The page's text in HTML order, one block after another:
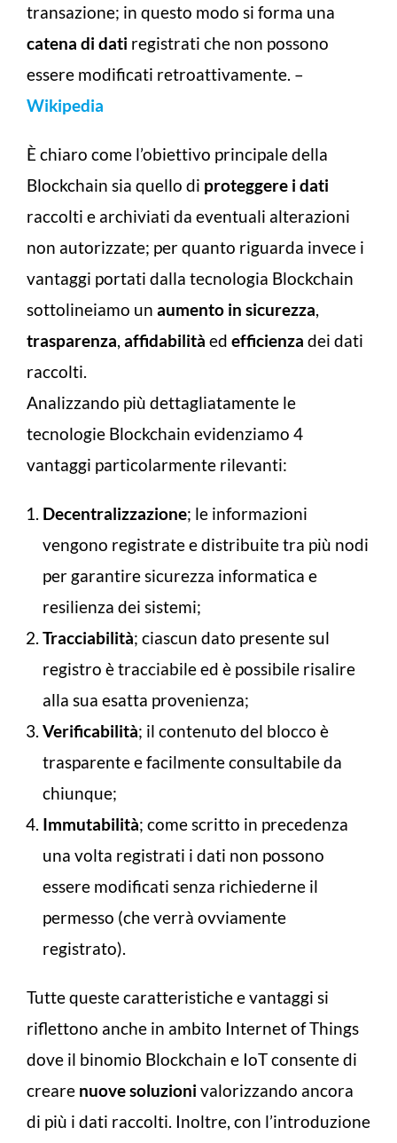
transazione; in questo modo si forma una
catena di dati registrati che non possono
essere modificati retroattivamente. –
Wikipedia
È chiaro come l’obiettivo principale della
Blockchain sia quello di proteggere i dati
raccolti e archiviati da eventuali alterazioni
non autorizzate; per quanto riguarda invece i
vantaggi portati dalla tecnologia Blockchain
sottolineiamo un aumento in sicurezza,
trasparenza, affidabilità ed efficienza dei dati
raccolti.
Analizzando più dettagliatamente le
tecnologie Blockchain evidenziamo 4
vantaggi particolarmente rilevanti:
Decentralizzazione; le informazioni
vengono registrate e distribuite tra più nodi
per garantire sicurezza informatica e
resilienza dei sistemi;
Tracciabilità; ciascun dato presente sul
registro è tracciabile ed è possibile risalire
alla sua esatta provenienza;
Verificabilità; il contenuto del blocco è
trasparente e facilmente consultabile da
chiunque;
Immutabilità; come scritto in precedenza
una volta registrati i dati non possono
essere modificati senza richiederne il
permesso (che verrà ovviamente
registrato).
Tutte queste caratteristiche e vantaggi si
riflettono anche in ambito Internet of Things
dove il binomio Blockchain e IoT consente di
creare nuove soluzioni valorizzando ancora
di più i dati raccolti. Inoltre, con l’introduzione